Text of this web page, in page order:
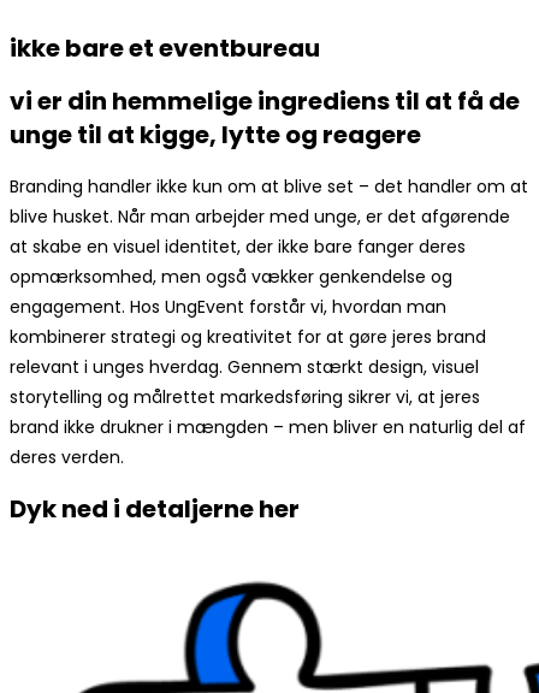
ikke bare et eventbureau
vi er din hemmelige ingrediens til at få de
unge til at kigge, lytte og reagere
Branding handler ikke kun om at blive set – det handler om at
blive husket. Når man arbejder med unge, er det afgørende
at skabe en visuel identitet, der ikke bare fanger deres
opmærksomhed, men også vækker genkendelse og
engagement. Hos UngEvent forstår vi, hvordan man
kombinerer strategi og kreativitet for at gøre jeres brand
relevant i unges hverdag. Gennem stærkt design, visuel
storytelling og målrettet markedsføring sikrer vi, at jeres
brand ikke drukner i mængden – men bliver en naturlig del af
deres verden.
Dyk ned i detaljerne her